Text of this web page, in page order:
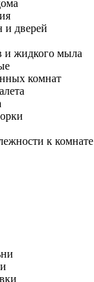
и дверей
и жидкого мыла
комнат
к комнате